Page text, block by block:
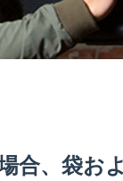
合、袋お